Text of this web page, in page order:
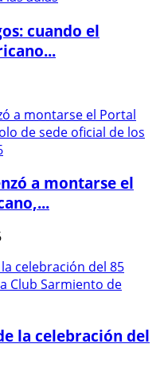
cuando el
a montarse el
la celebración del